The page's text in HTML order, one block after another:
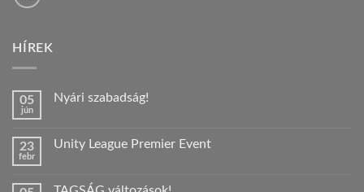
HÍREK
05
jún
Nyári szabadság!
Nyári
23
febr
Unity League Premier Event